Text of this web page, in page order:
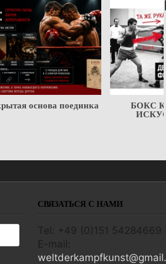
БОКС КАК ВОИНСКОЕ
ИСКУССТВО
СВЯЗАТЬСЯ С НАМИ
Tel: +49 (0)151 54284669
E-mail: